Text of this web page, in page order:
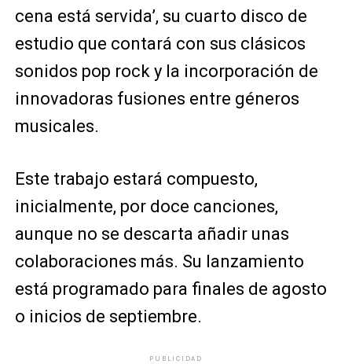
cena está servida’, su cuarto disco de
estudio que contará con sus clásicos
sonidos pop rock y la incorporación de
innovadoras fusiones entre géneros
musicales.
Este trabajo estará compuesto,
inicialmente, por doce canciones,
aunque no se descarta añadir unas
colaboraciones más. Su lanzamiento
está programado para finales de agosto
o inicios de septiembre.
PUBLICIDAD